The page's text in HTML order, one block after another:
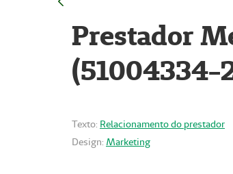
Prestador
(51004334-
Texto: Relacionamento do prestador
Design: Marketing